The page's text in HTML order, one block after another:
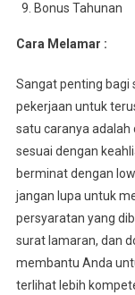
Bonus Tahunan
Cara Melamar :
Sangat penting bagi
pekerjaan untuk
satu caranya
sesuai dengan
berminat dengan
jangan lupa untuk
persyaratan yang
surat lamaran, dan
membantu Anda
terlihat lebih